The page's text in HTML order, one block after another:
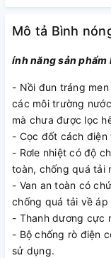
Mô tả Bình
ính năng sản
- Nồi đun tráng
các môi trường
mà chưa được lọc
- Cọc đốt cách điện
- Rơle nhiệt có độ
toàn, chống quá tải
- Van an toàn có
chống quá tải về áp
- Thanh dương cực
- Bộ chống rò điện
sử dụng.